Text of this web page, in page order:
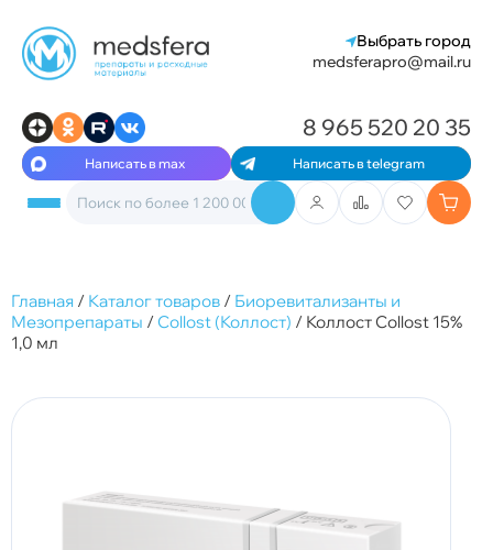
Выбрать город
medsferapro@mail.ru
Написать в max Написать в telegram
8 965 520 20 35
Главная / Каталог товаров / Биоревитализанты и
Мезопрепараты /Collost (Коллост) / Коллост Collost 15%
1,0 мл